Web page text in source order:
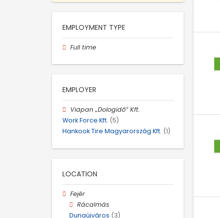
EMPLOYMENT TYPE
Full time
EMPLOYER
Viapan „Dologidő” Kft.
Work Force Kft. (5)
Hankook Tire Magyarország Kft. (1)
LOCATION
Fejér
Rácalmás
Dunaújváros (3)